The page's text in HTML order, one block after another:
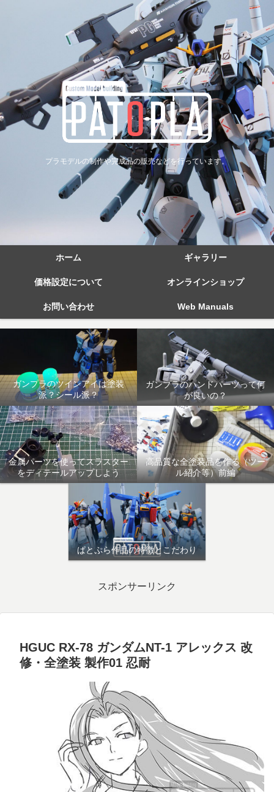
プラモデルの制作や完成品の販売などを行っています。
ホーム ギャラリー
価格設定について オンラインショップ
お問い合わせ Web Manuals
ガンプラのツインアイは塗装
派？シール派？
ガンプラのハンドパーツって何
が良いの？
金属パーツを使ってスラスター
をディテールアップしよう
高品質な全塗装品を作る（ツー
ル紹介等）前編
ぱとぷら作品の特徴とこだわり
スポンサーリンク
HGUC RX-78 ガンダムNT-1 アレックス 改
修・全塗装 製作01 忍耐